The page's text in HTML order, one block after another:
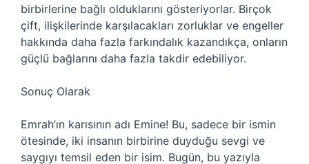
birbirlerine bağlı olduklarını gösteriyorlar. Birçok
çift, ilişkilerinde karşılacakları zorluklar ve engeller
hakkında daha fazla farkındalık kazandıkça, onların
güçlü bağlarını daha fazla takdir edebiliyor.
Sonuç Olarak
Emrah’ın karısının adı Emine! Bu, sadece bir ismin
ötesinde, iki insanın birbirine duyduğu sevgi ve
saygıyı temsil eden bir isim. Bugün, bu yazıyla